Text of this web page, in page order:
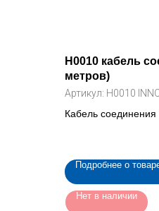
H0010 кабель
метров)
Артикул: H0010
Кабель
Подробнее о
Нет в наличии